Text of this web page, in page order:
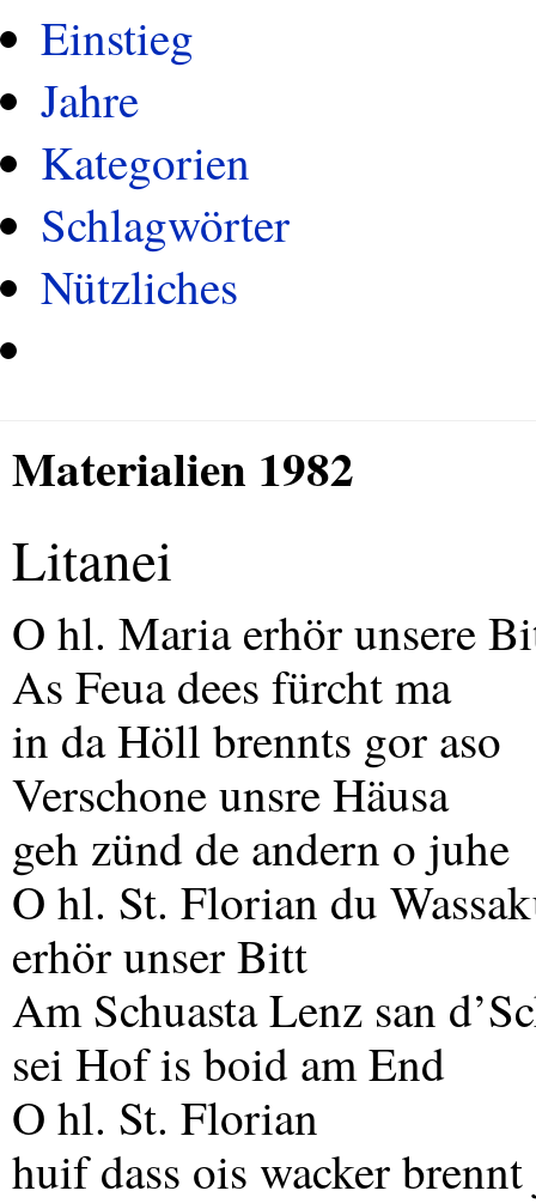
Einstieg
Jahre
Kategorien
Schlagwörter
Nützliches
Materialien 1982
Litanei
O hl. Maria erhör unsere
As Feua dees fürcht ma
in da Höll brennts gor aso
Verschone unsre Häusa
geh zünd de andern o juhe
O hl. St. Florian du
erhör unser Bitt
Am Schuasta Lenz san
sei Hof is boid am End
O hl. St. Florian
huif dass ois wacker